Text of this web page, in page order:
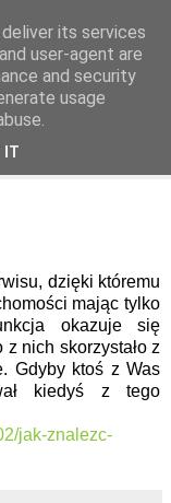
dzięki któremu
mając tylko
okazuje się
nich skorzystało z
Gdyby ktoś z Was
kiedyś z tego
jak-znalezc-
its services
user-agent are
and security
usage
IT